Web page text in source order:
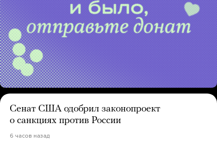
Сенат США одобрил законопроект
о санкциях против России
6 часов назад